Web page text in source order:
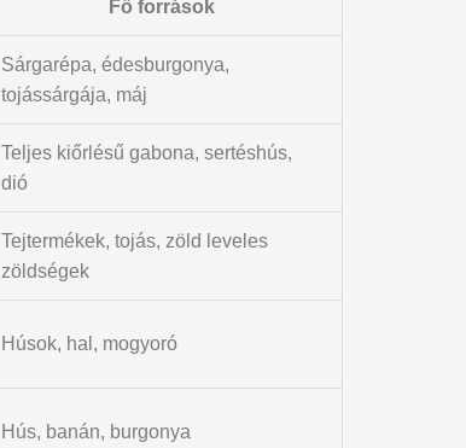
Fő források
Sárgarépa, édesburgonya,
tojássárgája, máj
Teljes kiőrlésű gabona, sertéshús,
dió
Tejtermékek, tojás, zöld leveles
zöldségek
Húsok, hal, mogyoró
Hús, banán, burgonya